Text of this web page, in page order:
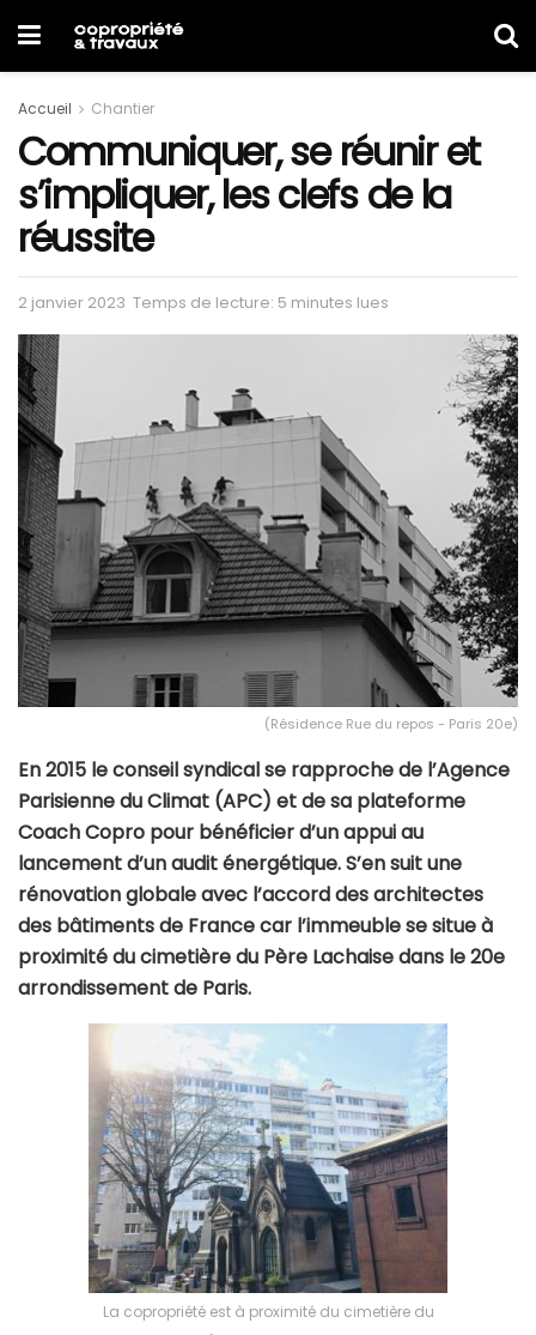
Accueil Chantier
Communiquer, se réunir et
s’impliquer, les clefs de la
réussite
2 janvier 2023 Temps de lecture: 5 minutes lues
(Résidence Rue du repos - Paris 20e)
En 2015 le conseil syndical se rapproche de l’Agence
Parisienne du Climat (APC) et de sa plateforme
Coach Copro pour bénéficier d’un appui au
lancement d’un audit énergétique. S’en suit une
rénovation globale avec l’accord des architectes
des bâtiments de France car l’immeuble se situe à
proximité du cimetière du Père Lachaise dans le 20e
arrondissement de Paris.
La copropriété est à proximité du cimetière du